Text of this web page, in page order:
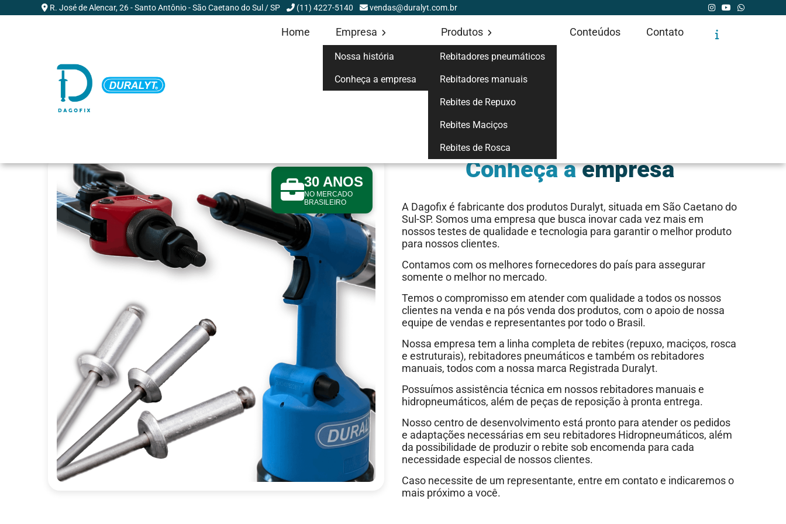
R. José de Alencar, 26 - Santo Antônio - São Caetano do Sul / SP (11) 4227-5140 vendas@duralyt.com.br
Home Empresa
Nossa história
Conheça a empresa
Produtos
Rebitadores pneumáticos
Rebitadores manuais
Rebites de Repuxo
Rebites Maciços
Rebites de Rosca
Conteúdos Contato
30 ANOS
NO MERCADO
BRASILEIRO
Conheça aempresa
A Dagofix é fabricante dos produtos Duralyt, situada em São Caetano do
Sul-SP. Somos uma empresa que busca inovar cada vez mais em
nossos testes de qualidade e tecnologia para garantir o melhor produto
para nossos clientes.
Contamos com os melhores fornecedores do país para assegurar
somente o melhor no mercado.
Temos o compromisso em atender com qualidade a todos os nossos
clientes na venda e na pós venda dos produtos, com o apoio de nossa
equipe de vendas e representantes por todo o Brasil.
Nossa empresa tem a linha completa de rebites (repuxo, maciços, rosca
e estruturais), rebitadores pneumáticos e também os rebitadores
manuais, todos com a nossa marca Registrada Duralyt.
Possuímos assistência técnica em nossos rebitadores manuais e
hidropneumáticos, além de peças de reposição à pronta entrega.
Nosso centro de desenvolvimento está pronto para atender os pedidos
e adaptações necessárias em seu rebitadores Hidropneumáticos, além
da possibilidade de produzir o rebite sob encomenda para cada
necessidade especial de nossos clientes.
Caso necessite de um representante, entre em contato e indicaremos o
mais próximo a você.